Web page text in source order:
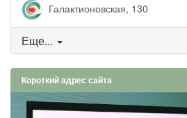
Галактионовская, 130
Еще...
Короткий адрес сайта